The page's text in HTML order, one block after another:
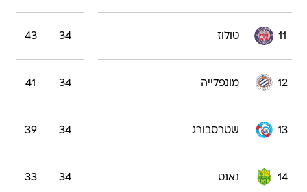
11 טולוז 34
43
12 מונפלייה 34
41
13 שטרסבורג 34
39
14 נאנט 34
33